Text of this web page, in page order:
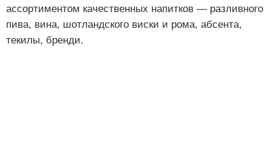
ассортиментом качественных напитков — разливного
пива, вина, шотландского виски и рома, абсента,
текилы, бренди.